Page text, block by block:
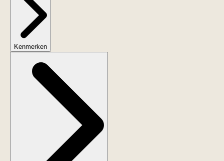
Kenmerken